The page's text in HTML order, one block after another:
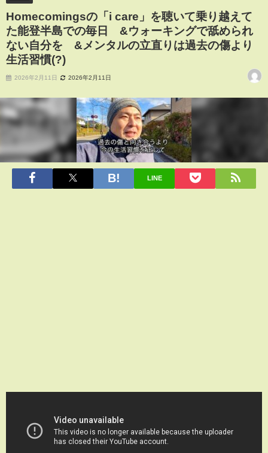
Homecomingsの「i care」を聴いて乗り越えて
た能登半島での毎日 &ウォーキングで舐められ
ない自分を &メンタルの立直りは過去の傷より
生活習慣(?)
2026年2月11日 2026年2月11日
LINE